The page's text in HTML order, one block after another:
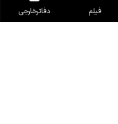
فیلم دفاتر‌خارجی